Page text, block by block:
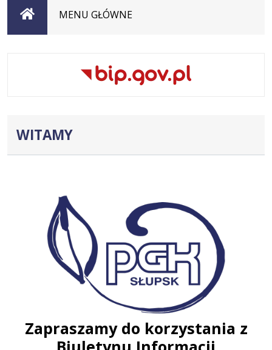
StronaMENU GŁÓWNE
WITAMY
Zapraszamy do korzystania z